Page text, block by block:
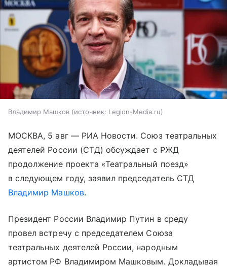
Владимир Машков источник: Legion-Media.ru
МОСКВА, 5 авг — РИА Новости. Союз театральных
деятелей России (СТД) обсуждает с РЖД
продолжение проекта «Театральный поезд»
в следующем году, заявил председатель СТД
Владимир Машков.
Президент России Владимир Путин в среду
провел встречу с председателем Союза
театральных деятелей России, народным
артистом РФ Владимиром Машковым. Докладывая